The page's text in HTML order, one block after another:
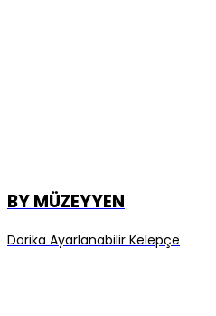
BY MÜZEYYEN
Dorika Ayarlanabilir Kelepçe